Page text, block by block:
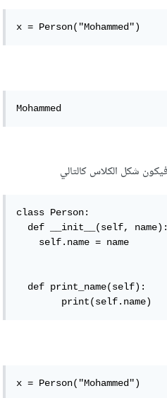
x = Person("Mohammed")
Mohammed
class Person:
  def __init__(self, name):
    self.name = name
  def print_name(self):
        print(self.name)
x = Person("Mohammed")